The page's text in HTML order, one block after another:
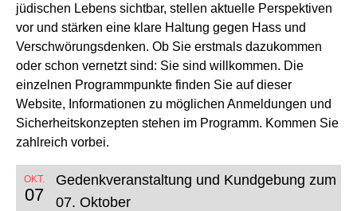
jüdischen Lebens sichtbar, stellen aktuelle Perspektiven
vor und stärken eine klare Haltung gegen Hass und
Verschwörungsdenken. Ob Sie erstmals dazukommen
oder schon vernetzt sind: Sie sind willkommen. Die
einzelnen Programmpunkte finden Sie auf dieser
Website, Informationen zu möglichen Anmeldungen und
Sicherheitskonzepten stehen im Programm. Kommen Sie
zahlreich vorbei.
OKT.
07
Gedenkveranstaltung und Kundgebung zum
07. Oktober